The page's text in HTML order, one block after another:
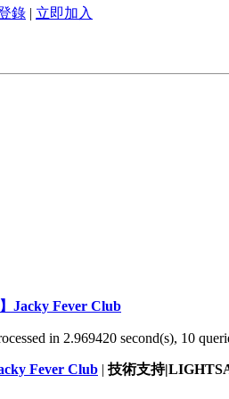
錄 | 立即加入
】Jacky Fever Club
in 2.969420 second(s), 10
Fever Club | 技術支持